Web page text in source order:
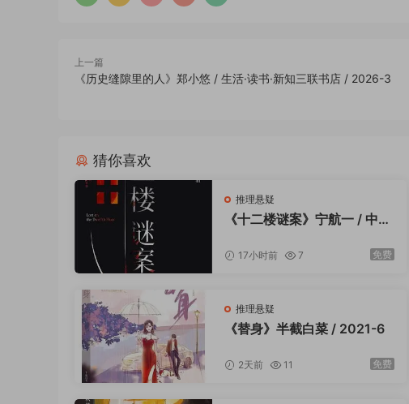
上一篇
《历史缝隙里的人》郑小悠 / 生活·读书·新知三联书店 / 2026-3
猜你喜欢
推理悬疑
《十二楼谜案》宁航一 / 中信
17小时前 7 免费
推理悬疑
《替身》半截白菜 / 2021-6
2天前 11 免费